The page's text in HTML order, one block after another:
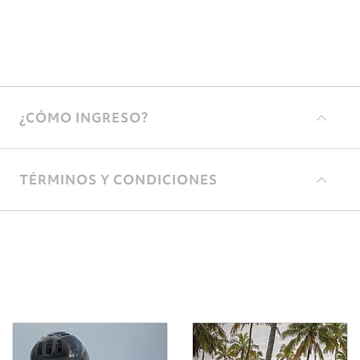
¿CÓMO INGRESO?
TÉRMINOS Y CONDICIONES